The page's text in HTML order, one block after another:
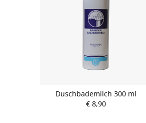
Duschbademilch 300 ml
€ 8,90